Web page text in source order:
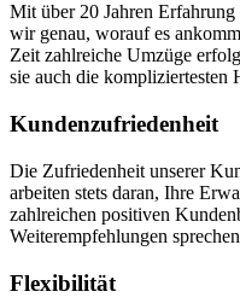
Mit über 20 Jahren
wir genau, worauf es
Zeit zahlreiche Umzüge
sie auch die kompliziertesten
Kundenzufriedenheit
Die Zufriedenheit unserer
arbeiten stets daran, Ihre
zahlreichen positiven
Weiterempfehlungen
Flexibilität